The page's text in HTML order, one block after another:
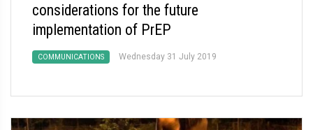
considerations for the future
implementation of PrEP
COMMUNICATIONS Wednesday 31 July 2019